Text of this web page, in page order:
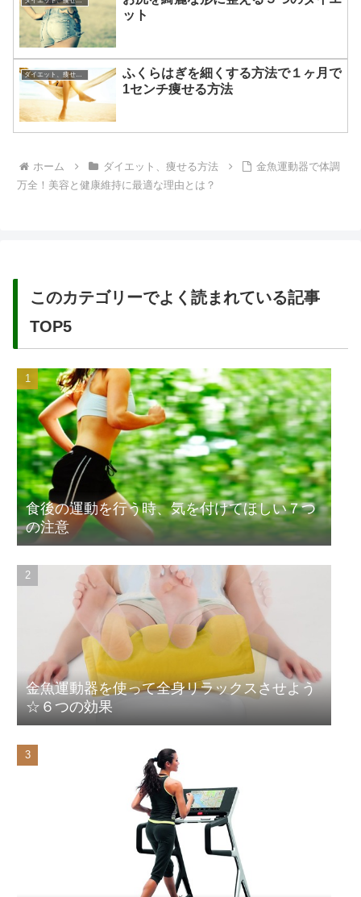
ット
ダイエット、痩せる方法
ふくらはぎを細くする方法で１ヶ月で
1センチ痩せる方法
ホーム ダイエット、痩せる方法
金魚運動器で体調
万全！美容と健康維持に最適な理由とは？
このカテゴリーでよく読まれている記事
TOP5
食後の運動を行う時、気を付けてほしい７つ
の注意
金魚運動器を使って全身リラックスさせよう
☆６つの効果